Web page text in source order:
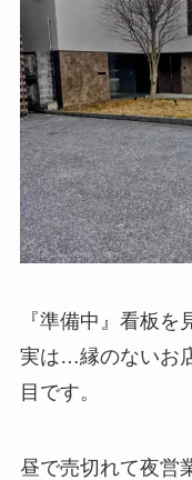
『準備中』看板を
実は…縁のないお
目です。
昼で売切れて夜営